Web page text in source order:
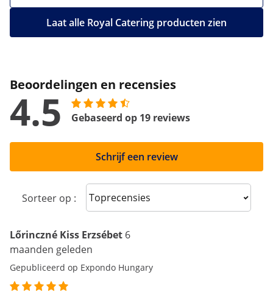
Laat alle Royal Catering producten zien
Beoordelingen en recensies
4.5 Gebaseerd op 19 reviews
Schrijf een review
Sorteer op : Sort reviews
Lőrinczné Kiss Erzsébet 6
maanden geleden
Gepubliceerd op Expondo Hungary